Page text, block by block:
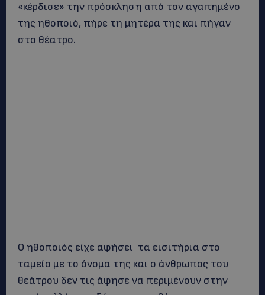
«κέρδισε» την πρόσκληση από τον αγαπημένο
της ηθοποιό, πήρε τη μητέρα της και πήγαν
στο θέατρο.
Ο ηθοποιός είχε αφήσει τα εισιτήρια στο
ταμείο με το όνομα της και ο άνθρωπος του
θεάτρου δεν τις άφησε να περιμένουν στην